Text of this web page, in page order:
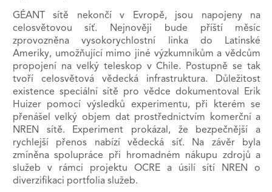
GÉANT sítě nekončí v Evropě, jsou napojeny na
celosvětovou síť. Nejnověji bude příští měsíc
zprovozněna vysokorychlostní linka do Latinské
Ameriky, umožňující mimo jiné výzkumníkům a vědcům
propojení na velký teleskop v Chile. Postupně se tak
tvoří celosvětová vědecká infrastruktura. Důležitost
existence speciální sítě pro vědce dokumentoval Erik
Huizer pomocí výsledků experimentu, při kterém se
přenášel velký objem dat prostřednictvím komerční a
NREN sítě. Experiment prokázal, že bezpečnější a
rychlejší přenos nabízí vědecká síť. Na závěr byla
zmíněna spolupráce při hromadném nákupu zdrojů a
služeb v rámci projektu OCRE a úsilí sítí NREN o
diverzifikaci portfolia služeb.